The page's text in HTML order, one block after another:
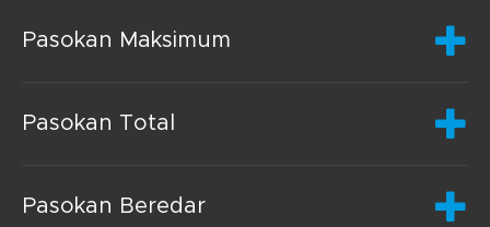
Pasokan Maksimum
Pasokan Total
Pasokan Beredar